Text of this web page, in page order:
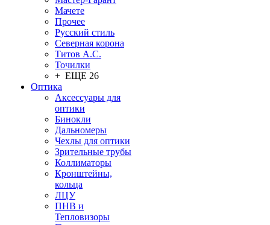
Мачете
Прочее
Русский стиль
Северная корона
Титов А.С.
Точилки
+ ЕЩЕ 26
Оптика
Аксессуары для
оптики
Бинокли
Дальномеры
Чехлы для оптики
Зрительные трубы
Коллиматоры
Кронштейны,
кольца
ЛЦУ
ПНВ и
Тепловизоры